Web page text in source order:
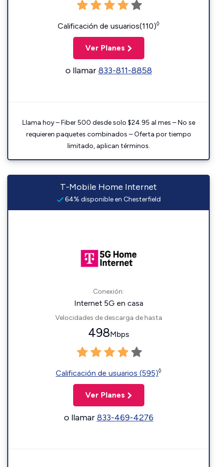
Calificación de usuarios(110)◊
Ver Planes
o llamar833-811-8858
Llama hoy – Fiber 500 desde solo $24.95 al mes – No se
requieren paquetes combinados – Oferta por tiempo
limitado, aplican términos.
T-Mobile Home Internet
64% disponible en Chesterfield
Conexión:
Internet 5G en casa
Velocidades de descarga de hasta
498Mbps
Calificación de usuarios (595)◊
Ver Planes
o llamar833-469-4276